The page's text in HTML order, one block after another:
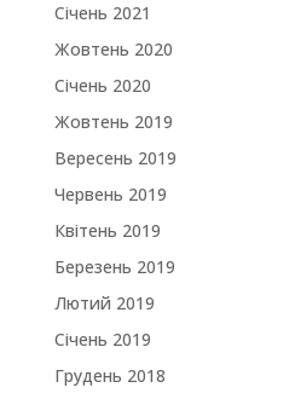
Січень 2021
Жовтень 2020
Січень 2020
Жовтень 2019
Вересень 2019
Червень 2019
Квітень 2019
Березень 2019
Лютий 2019
Січень 2019
Грудень 2018